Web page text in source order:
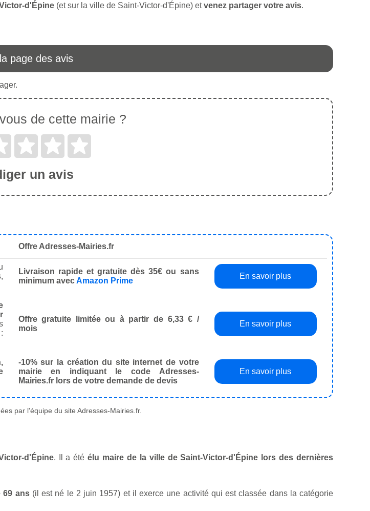
d'Épine (et sur la ville de Saint-Victor-d'Épine) etvenez partager votre avis.
page des avis
de cette mairie ?
un avis
Offre Adresses-Mairies.fr
Livraison rapide et gratuite dès 35€ ou sans
minimum avecAmazon Prime
En savoir plus
Offre gratuite limitée ou à partir de 6,33 € /
mois
En savoir plus
-10% sur la création du site internet de votre
mairie en indiquant le code Adresses-
Mairies.fr lors de votre demande de devis
En savoir plus
par l'équipe du site Adresses-Mairies.fr.
d'Épine. Il a étéélu maire de la ville de Saint-Victor-d'Épine lors des dernières
69 ans(il est né le 2 juin 1957) et il exerce une activité qui est classée dans la catégorie